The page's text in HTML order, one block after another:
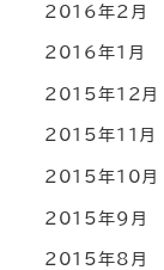
2016年2月
2016年1月
2015年12月
2015年11月
2015年10月
2015年9月
2015年8月